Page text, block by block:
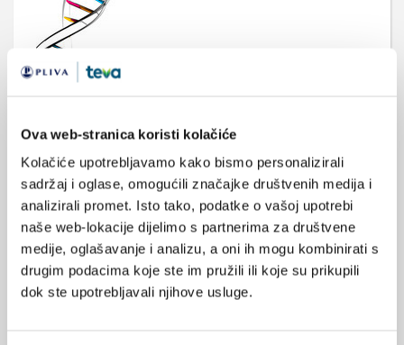
Ova web-stranica koristi kolačiće
Kolačiće upotrebljavamo kako bismo personalizirali
sadržaj i oglase, omogućili značajke društvenih medija i
analizirali promet. Isto tako, podatke o vašoj upotrebi
naše web-lokacije dijelimo s partnerima za društvene
medije, oglašavanje i analizu, a oni ih mogu kombinirati s
drugim podacima koje ste im pružili ili koje su prikupili
dok ste upotrebljavali njihove usluge.
Prema Albertu Schweitzeru, sreća nije ništa više nego dobro
časopisu Journal of Human Genetics, točna je samo polovica te
tvrdnje. Sreća je u našim genima. Točnije, na dugom kraku 5-
HTTLPR gena (gen za serotoninski transporter). Istraživanje
opisano u tom radu temelji se na anketi provedenoj na 2574
američka adolescenta.